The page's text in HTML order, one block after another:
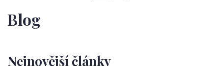
Blog
Nejnovější články